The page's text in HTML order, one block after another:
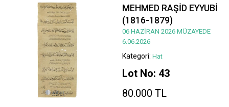
MEHMED RAŞİD EYYUBİ
(1816-1879)
06 HAZİRAN 2026 MÜZAYEDE
6.06.2026
Kategori: Hat
Lot No: 43
80.000 TL